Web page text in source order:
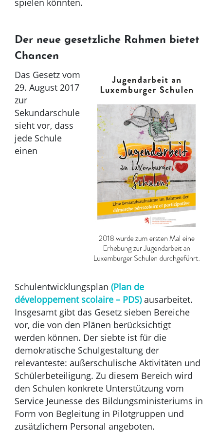
Der neue gesetzliche Rahmen bietet
Chancen
Das Gesetz vom
29. August 2017
zur
Sekundarschule
sieht vor, dass
jede Schule
einen
Schulentwicklungsplan (Plan de
développement scolaire – PDS)ausarbeitet.
Insgesamt gibt das Gesetz sieben Bereiche
vor, die von den Plänen berücksichtigt
werden können. Der siebte ist für die
demokratische Schulgestaltung der
relevanteste: außerschulische Aktivitäten und
Schülerbeteiligung. Zu diesem Bereich wird
den Schulen konkrete Unterstützung vom
Service Jeunesse des Bildungsministeriums in
Form von Begleitung in Pilotgruppen und
zusätzlichem Personal angeboten.